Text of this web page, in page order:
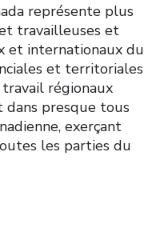
représente plus
travailleuses et
et internationaux du
et territoriales
régionaux
presque tous
exerçant
les parties du